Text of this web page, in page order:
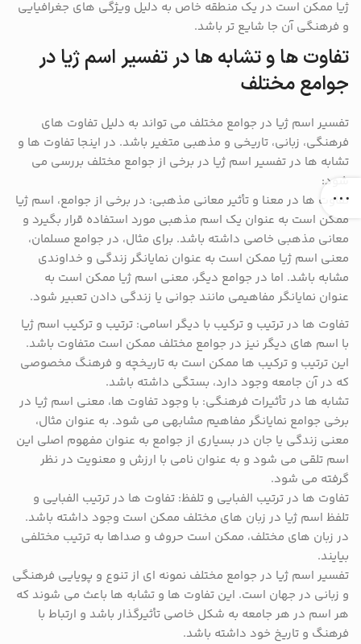
ژیا ممکن است در یک منطقه خاص به دلیل ویژگی های جغرافیایی
و فرهنگی آن جا شایع تر باشد.
تفاوت ها و تشابه ها در تفسیر اسم ژیا در
جوامع مختلف
تفسیر اسم ژیا در جوامع مختلف می تواند به دلیل تفاوت های
فرهنگی، زبانی، تاریخی و مذهبی متغیر باشد. در اینجا تفاوت ها و
تشابه ها در تفسیر اسم ژیا در برخی از جوامع مختلف بررسی می
شود:
تفاوت ها در معنا و تأثیر معانی مذهبی: در برخی از جوامع، اسم ژیا
ممکن است به عنوان یک اسم مذهبی مورد استفاده قرار بگیرد و
معانی مذهبی خاصی داشته باشد. برای مثال، در جوامع مسلمان،
معنی اسم ژیا ممکن است به عنوان نمایانگر زندگی و خداوندی
مشابه باشد. اما در جوامع دیگر، معنی اسم ژیا ممکن است به
عنوان نمایانگر مفاهیمی مانند جوانی یا زندگی دادن تعبیر شود.
تفاوت ها در ترتیب و ترکیب با دیگر اسامی: ترتیب و ترکیب اسم ژیا
با اسم های دیگر نیز در جوامع مختلف ممکن است متفاوت باشد.
این ترتیب و ترکیب ها ممکن است به تاریخچه و فرهنگ مخصوصی
که در آن جامعه وجود دارد، بستگی داشته باشد.
تشابه ها در تأثیرات فرهنگی: با وجود تفاوت ها، معنی اسم ژیا در
برخی جوامع نمایانگر مفاهیم مشابهی می شود. به عنوان مثال،
معنی زندگی یا جان در بسیاری از جوامع به عنوان مفهوم اصلی این
اسم تلقی می شود و به عنوان نامی با ارزش و معنویت در نظر
گرفته می شود.
تفاوت ها در ترتیب الفبایی و تلفظ: تفاوت ها در ترتیب الفبایی و
تلفظ اسم ژیا در زبان های مختلف ممکن است وجود داشته باشد.
در زبان های مختلف، ممکن است حروف و صداها به ترتیب مختلفی
بیایند.
تفسیر اسم ژیا در جوامع مختلف نمونه ای از تنوع و پویایی فرهنگی
و زبانی در جهان است. این تفاوت ها و تشابه ها باعث می شوند که
هر اسم در هر جامعه به شکل خاصی تأثیرگذار باشد و ارتباط با
فرهنگ و تاریخ خود داشته باشد.